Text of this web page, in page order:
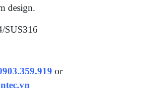
design.
SUS316
or